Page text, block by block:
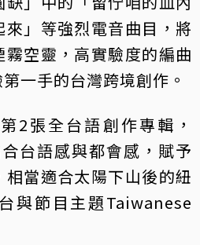
」等強烈電音曲目，將
空靈，高實驗度的編曲
一手的台灣跨境創作。
2張全台語創作專輯，
台語感與都會感，賦予
當適合太陽下山後的紐
與節目主題Taiwanese